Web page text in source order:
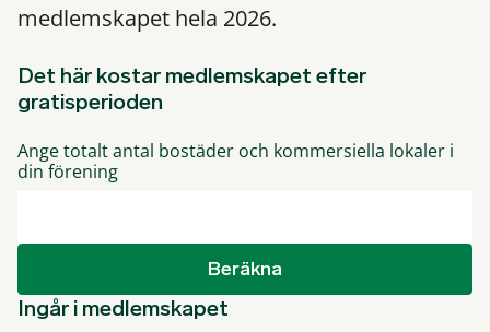
medlemskapet hela 2026.
Det här kostar medlemskapet efter
gratisperioden
Ange totalt antal bostäder och kommersiella lokaler i
din förening
Beräkna
Ingår i medlemskapet